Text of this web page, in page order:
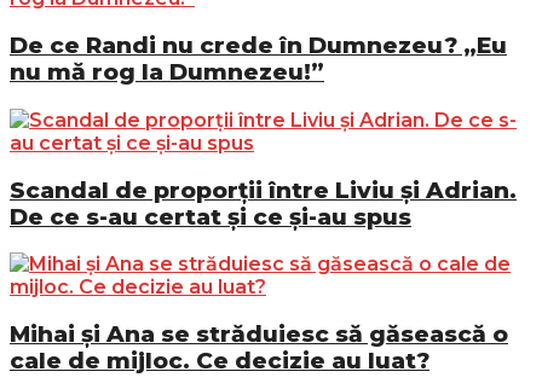
De ce Randi nu crede în Dumnezeu? „Eu
nu mă rog la Dumnezeu!”
Scandal de proporții între Liviu și Adrian.
De ce s-au certat și ce și-au spus
Mihai și Ana se străduiesc să găsească o
cale de mijloc. Ce decizie au luat?